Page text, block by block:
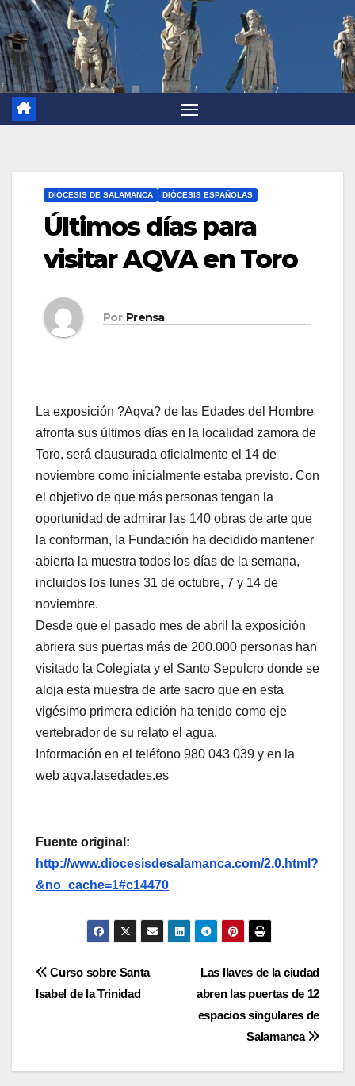
DIÓCESIS DE SALAMANCA DIÓCESIS ESPAÑOLAS
Últimos días para
visitar AQVA en Toro
Por Prensa
La exposición ?Aqva? de las Edades del Hombre
afronta sus últimos días en la localidad zamora de
Toro, será clausurada oficialmente el 14 de
noviembre como inicialmente estaba previsto. Con
el objetivo de que más personas tengan la
oportunidad de admirar las 140 obras de arte que
la conforman, la Fundación ha decidido mantener
abierta la muestra todos los días de la semana,
incluidos los lunes 31 de octubre, 7 y 14 de
noviembre.
Desde que el pasado mes de abril la exposición
abriera sus puertas más de 200.000 personas han
visitado la Colegiata y el Santo Sepulcro donde se
aloja esta muestra de arte sacro que en esta
vigésimo primera edición ha tenido como eje
vertebrador de su relato el agua.
Información en el teléfono 980 043 039 y en la
web aqva.lasedades.es
Fuente original:
http://www.diocesisdesalamanca.com/2.0.html?
&no_cache=1#c14470
Navegación
Las llaves de la ciudad
abren las puertas de 12
espacios singulares de
Salamanca
Curso sobre Santa
Isabel de la Trinidad